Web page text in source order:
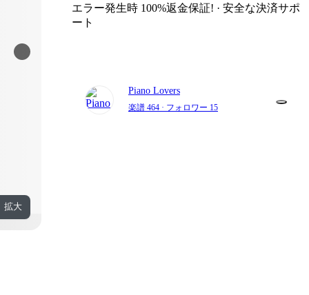
拡大
エラー発生時 100%返金保証! · 安全な決済サポ
ート
Piano Lovers
楽譜 464 · フォロワー 15